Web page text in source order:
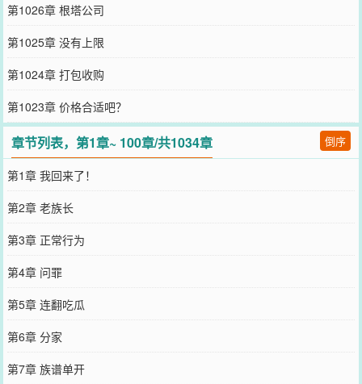
第1026章 根塔公司
第1025章 没有上限
第1024章 打包收购
第1023章 价格合适吧？
章节列表，第1章~ 100章/共1034章 倒序
第1章 我回来了！
第2章 老族长
第3章 正常行为
第4章 问罪
第5章 连翻吃瓜
第6章 分家
第7章 族谱单开